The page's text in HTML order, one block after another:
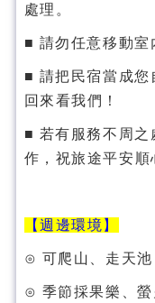
處理。
■ 請勿任意移動室
■ 請把民宿當成您
回來看我們！
■ 若有服務不周之
作，祝旅途平安順
【週邊環境】
⊙ 可爬山、走天池
⊙ 季節採果樂、螢